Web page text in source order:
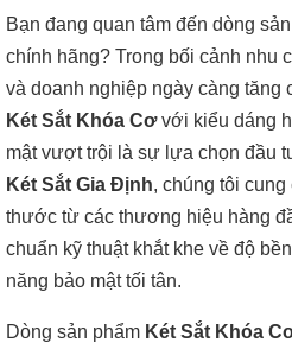
Bạn đang quan tâm đến dòng
chính hãng? Trong bối cảnh nhu
và doanh nghiệp ngày càng tăng
Két Sắt Khóa Cơvới kiểu dáng
mật vượt trội là sự lựa chọn đầu
Két Sắt Gia Định, chúng tôi
thước từ các thương hiệu hàng
chuẩn kỹ thuật khắt khe về độ
năng bảo mật tối tân.
Dòng sản phẩm Két Sắt Khóa